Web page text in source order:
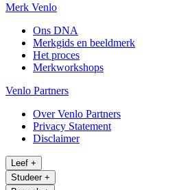
Merk Venlo
Ons DNA
Merkgids en beeldmerk
Het proces
Merkworkshops
Venlo Partners
Over Venlo Partners
Privacy Statement
Disclaimer
Leef +
Studeer +